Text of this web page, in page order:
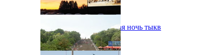
В Одессе пройдет шестая ночь тыкв